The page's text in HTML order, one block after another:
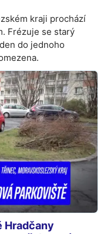
kraji prochází
Frézuje se starý
do jednoho
Hradčany